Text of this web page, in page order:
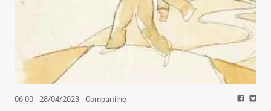
06:00 - 28/04/2023- Compartilhe